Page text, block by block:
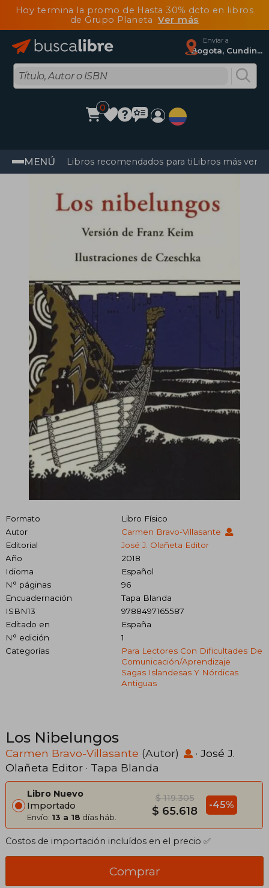
Hoy termina la promo de Hasta 30% dcto en libros
de Grupo Planeta Ver más
Enviar a
Bogota, Cundinamarca
0
MENÚ Libros recomendados para tiLibros más
Formato
Libro Físico
Autor
Carmen Bravo-Villasante
Editorial
José J. Olañeta Editor
Año
2018
Idioma
Español
N° páginas
96
Encuadernación
Tapa Blanda
ISBN13
9788497165587
Editado en
España
N° edición
1
Categorías
Para Lectores Con Dificultades De
Comunicación/aprendizaje
Sagas Islandesas Y Nórdicas
Antiguas
Los Nibelungos
Carmen Bravo-Villasante (Autor) · José J.
Olañeta Editor · Tapa Blanda
Libro Nuevo
Importado
Envío: 13 a 18 días háb.
$ 119.305
$ 65.618 -45%
Costos de importación incluídos en el precio ✅
Comprar